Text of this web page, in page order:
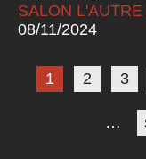
SALON
08/11/2024
Pages
1 2 3
…